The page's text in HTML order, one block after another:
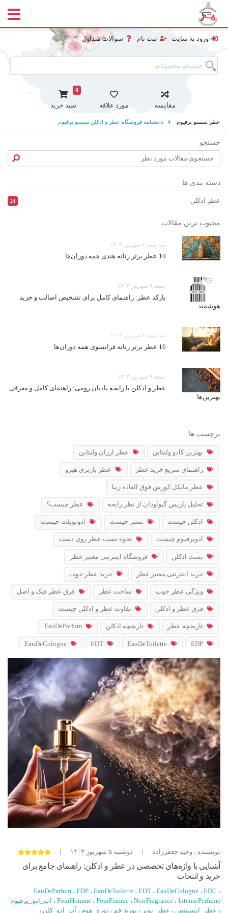
ورود به سایت ثبت نام سوالات متداول
مقایسه مورد علاقه
0
سبد خرید
عطر سنسو پرفیوم دانشنامه فروشگاه عطر و ادکلن سنسو پرفیوم
جستجو
دسته بندی ها
عطر ادکلن 24
محبوب ترین مقالات
سه شنبه ۶ شهریور ۱۴۰۳
10 عطر برتر زنانه هندی همه دوران‌ها
جمعه ۹ شهریور ۱۴۰۳
بارکد عطر: راهنمای کامل برای تشخیص اصالت و خرید
هوشمند
سه شنبه ۶ شهریور ۱۴۰۳
10 عطر برتر زنانه فرانسوی همه دوران‌ها
جمعه ۹ شهریور ۱۴۰۳
عطر و ادکلن با رایحه بادیان رومی: راهنمای کامل و معرفی
بهترین‌ها
برچسب ها
بهترین کادو ولنتاین عطر ارزان ولنتاین
راهنمای سریع خرید عطر عطر باربری هیرو
عطر مایکل کورس فوق العاده زیبا
تحلیل پاریس گیواودان از نظر رایحه عطر چیست؟
ادکلن چیست تستر چیست ادوتویلت چیست
ادوپرفیوم چیست نحوه تست عطر روی دست
تست ادکلن فروشگاه اینترنتی معتبر عطر
خرید اینترنتی معتبر عطر خرید عطر خوب
ویژگی عطر خوب ساخت عطر فرق عطر فیک و اصل
فرق عطر و ادکلن تفاوت عطر و ادکلن چیست
تاریخچه عطر تاریخچه ادکلن EauDeParfum
EDP
EauDeToilette
EDT
EauDeCologne
EDC
PourHomme
NoirFragrance
IntensePerfume آب_ادو_پرفیوم
عطر_اینستنس عطر_نویر پوره_فم
پوره_هوم آب_ادو_کلن آب_ادو_توپلیت عطر
ادکلن تاریخچه_عطر تاریخچه_ادکلن
عطرسازی فرهنگ_عطر عطرهای_باستانی
عطرهای_مدرن صنعت_عطر برندهای_عطر
تاریخ_عطرسازی رایحه_عطر نت‌های_بویایی
عطرسازی نت‌های_بویایی_عطر عطر_مدرن
نت‌های_اولیه نت‌های_پایه
عطرهای_گلی عطرهای_چوبی عطرهای_میوه‌ای
عطرهای_ادویه‌ای آزمون_عطر مشاوره_عطر
برندهای_عطر عطرهای_شخصی
راهنمای_انتخاب_عطر ویژگی‌های_عطر عطر
نویسنده : وحید جعفرزاده دوشنبه ۵ شهریور ۱۴۰۳
آشنایی با واژه‌های تخصصی در عطر و ادکلن: راهنمای جامع برای
خرید و انتخاب
EauDeParfum ، EDP ، EauDeToilette ، EDT ، EauDeCologne ، EDC ،
PourHomme ، PourFemme ، NoirFragrance ، IntensePerfume ، آب_ادو_پرفیوم
، عطر_اینستنس ، عطر_نویر ، پوره_فم ، پوره_هوم ، آب_ادو_کلن ،